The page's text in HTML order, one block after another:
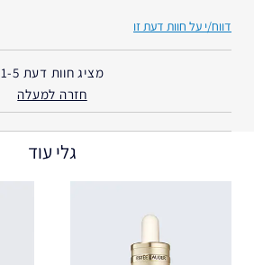
דווח/י על חוות דעת זו
מציג חוות דעת 1-5
חזרה למעלה
גלי עוד